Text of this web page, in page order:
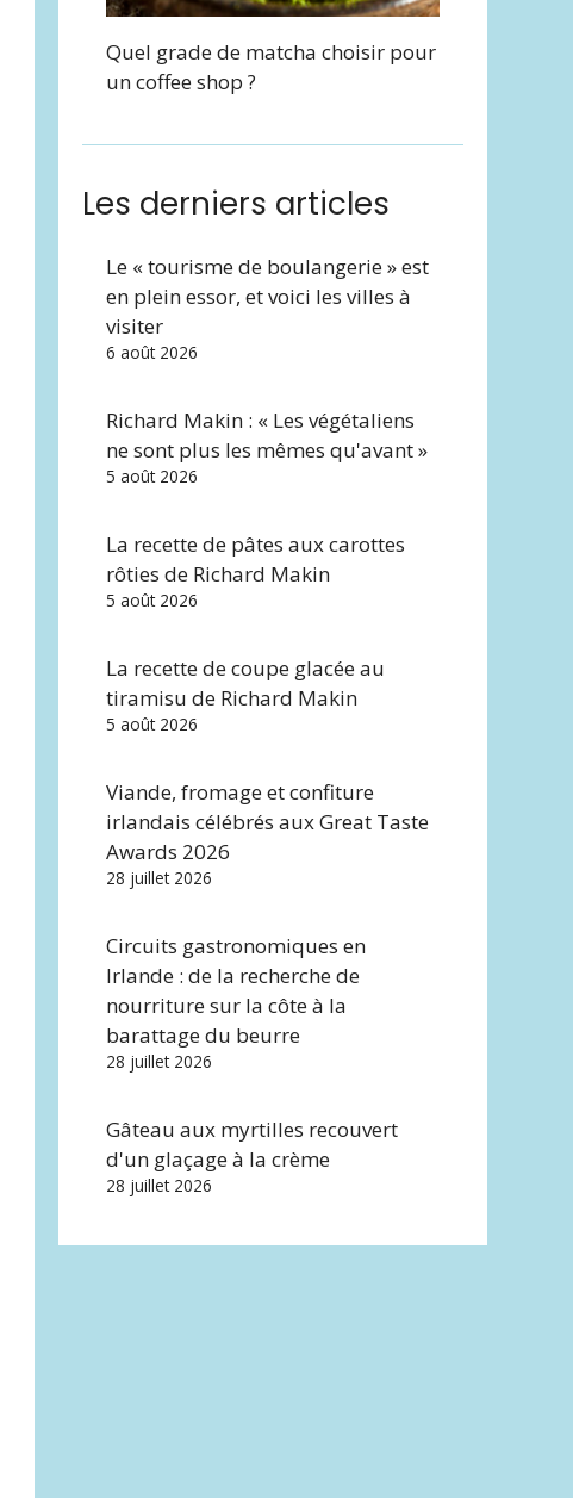
Quel grade de matcha choisir pour
un coffee shop ?
Les derniers articles
Le « tourisme de boulangerie » est
en plein essor, et voici les villes à
visiter
6 août 2026
Richard Makin : « Les végétaliens
ne sont plus les mêmes qu'avant »
5 août 2026
La recette de pâtes aux carottes
rôties de Richard Makin
5 août 2026
La recette de coupe glacée au
tiramisu de Richard Makin
5 août 2026
Viande, fromage et confiture
irlandais célébrés aux Great Taste
Awards 2026
28 juillet 2026
Circuits gastronomiques en
Irlande : de la recherche de
nourriture sur la côte à la
barattage du beurre
28 juillet 2026
Gâteau aux myrtilles recouvert
d'un glaçage à la crème
28 juillet 2026